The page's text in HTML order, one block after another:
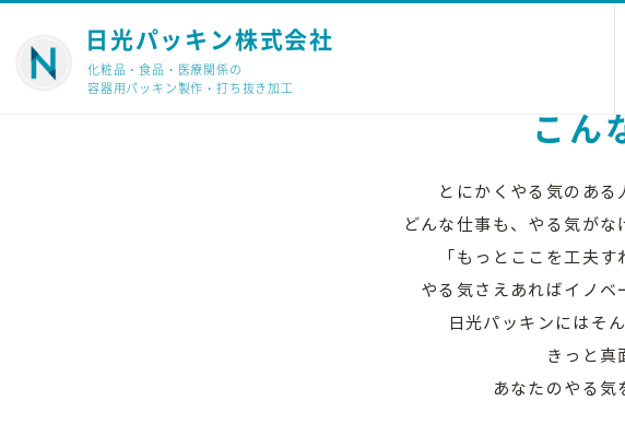
日光パッキン株式会社
化粧品・食品・医療関係の
容器用パッキン製作・打ち抜き加工
HOME 【テスト】採用情報
こん
とにかくやる気のある
どんな仕事も、やる気がな
「もっとここを工夫
やる気さえあればイノベ
日光パッキンにはそ
きっと真
あなたのやる気